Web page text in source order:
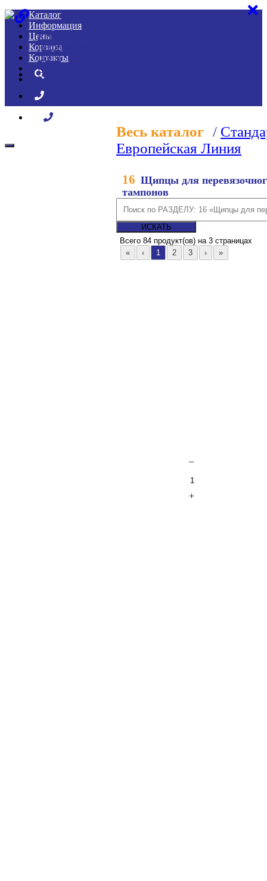
Каталог
Информация
Цены
Корзина
Контакты
Каталог
Информация
Цены
Корзина
Контакты
Весь каталог /
Европейская Линия
16 Щипцы для
тампонов
Всего 84 продукт(ов) на 3 страницах
–
+